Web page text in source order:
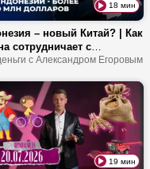
18 мин
– новый Китай? | Как
сотрудничает с
| Про поставку
с Александром Егоровым
19 мин